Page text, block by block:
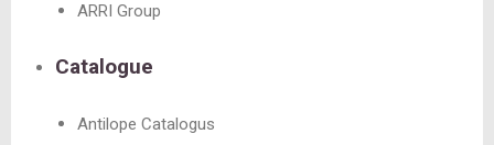
ARRI Group
Catalogue
Antilope Catalogus